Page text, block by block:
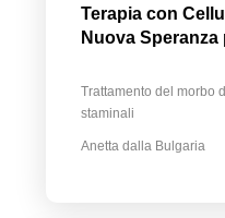
Terapia con
Nuova
Trattamento del morbo
staminali
Anetta dalla Bulgaria